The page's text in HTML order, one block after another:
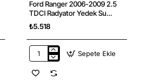
Ford Ranger 2006-2009 2.5
TDCI Radyator Yedek Su
Deposu Ford Orjinal
₺5.518
Ford
2006-
Sepete Ekle